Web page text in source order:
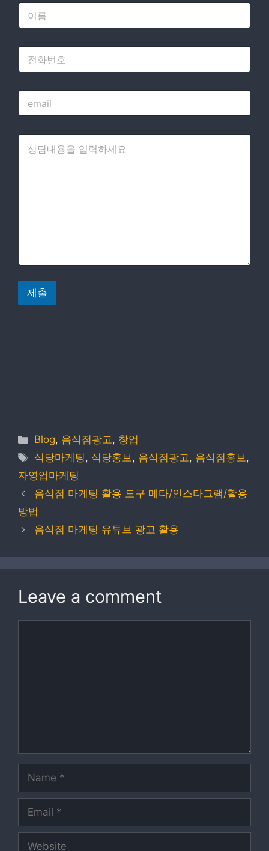
이
*
전
번
e
a
상
제출
Categories
Blog, 음식점광고, 창업
Tags
식당마케팅, 식당홍보, 음식점광고, 음식점홍보,
자영업마케팅
음식점 마케팅 활용 도구 메타/인스타그램/활용
방법
음식점 마케팅 유튜브 광고 활용
Leave a comment
Name
Email
Website